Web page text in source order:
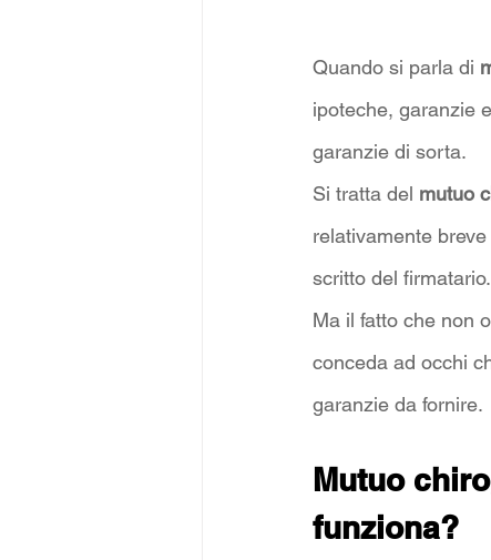
Quando si parla di
ipoteche, garanzie
garanzie di sorta.
Si tratta del mutuo
relativamente
scritto del firmatario.
Ma il fatto che non
conceda ad occhi
garanzie da fornire.
Mutuo
funziona?